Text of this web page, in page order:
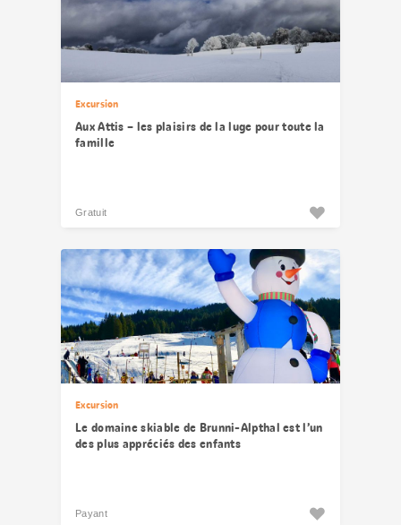
Excursion
Aux Attis – les plaisirs de la luge pour toute la
famille
Gratuit
Excursion
Le domaine skiable de Brunni-Alpthal est l’un
des plus appréciés des enfants
Payant